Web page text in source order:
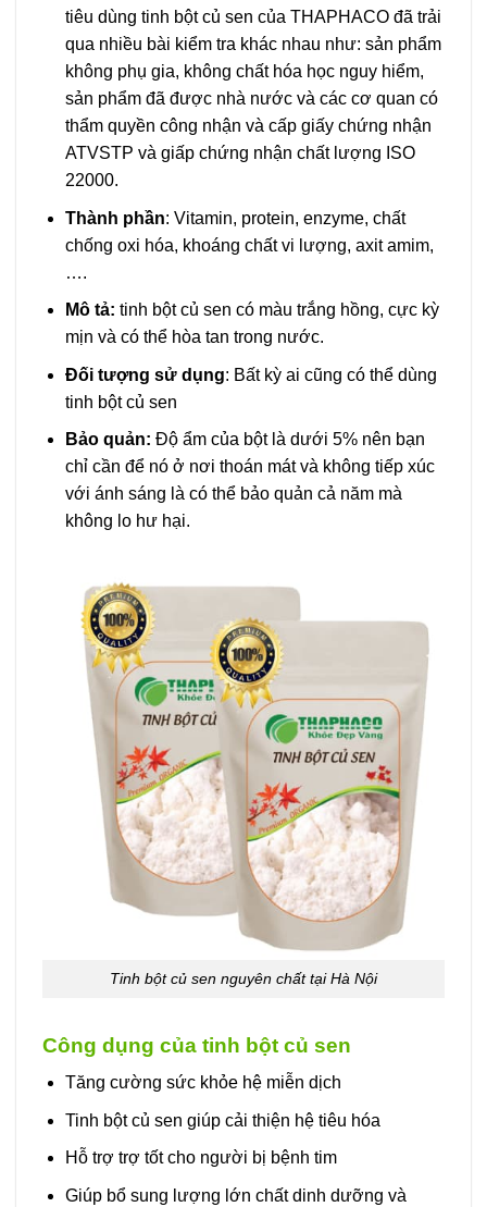
tiêu dùng tinh bột củ sen của THAPHACO đã trải
qua nhiều bài kiểm tra khác nhau như: sản phẩm
không phụ gia, không chất hóa học nguy hiểm,
sản phẩm đã được nhà nước và các cơ quan có
thẩm quyền công nhận và cấp giấy chứng nhận
ATVSTP và giấp chứng nhận chất lượng ISO
22000.
Thành phần: Vitamin, protein, enzyme, chất
chống oxi hóa, khoáng chất vi lượng, axit amim,
….
Mô tả: tinh bột củ sen có màu trắng hồng, cực kỳ
mịn và có thể hòa tan trong nước.
Đối tượng sử dụng: Bất kỳ ai cũng có thể dùng
tinh bột củ sen
Bảo quản: Độ ẩm của bột là dưới 5% nên bạn
chỉ cần để nó ở nơi thoán mát và không tiếp xúc
với ánh sáng là có thể bảo quản cả năm mà
không lo hư hại.
Tinh bột củ sen nguyên chất tại Hà Nội
Công dụng của tinh bột củ sen
Tăng cường sức khỏe hệ miễn dịch
Tinh bột củ sen giúp cải thiện hệ tiêu hóa
Hỗ trợ trợ tốt cho người bị bệnh tim
Giúp bổ sung lượng lớn chất dinh dưỡng và